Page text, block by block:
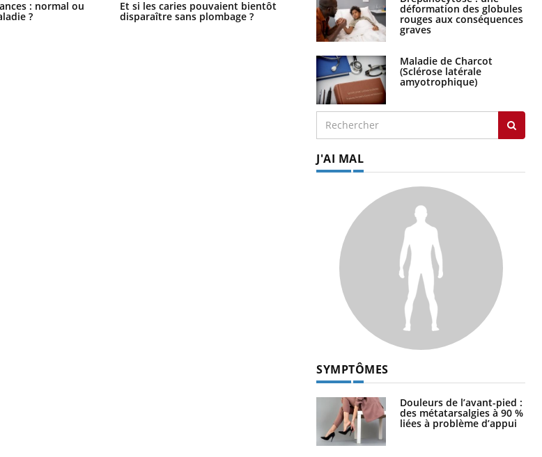
: normal ou
?
Et si les caries pouvaient bientôt
disparaître sans plombage ?
Éclipse solaire du 12 août : “Des
verres adaptés, c'est indispensable
pour la santé des yeux”
déformation des globules
rouges aux conséquences
graves
Maladie de Charcot
(Sclérose latérale
amyotrophique)
J'AI MAL
SYMPTÔMES
Douleurs de l’avant-pied :
des métatarsalgies à 90 %
liées à problème d’appui